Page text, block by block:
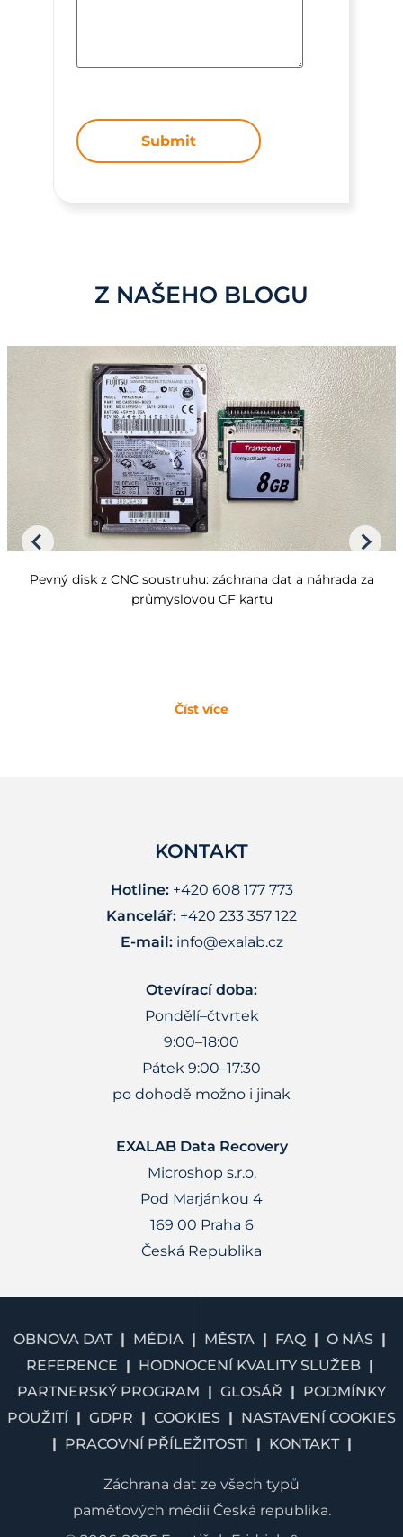
Submit
Z NAŠEHO BLOGU
Pevný disk z CNC soustruhu: záchrana dat a náhrada za
průmyslovou CF kartu
Číst více
KONTAKT
Hotline:+420 608 177 773
Kancelář: +420 233 357 122
E-mail: info@exalab.cz
Otevírací doba:
Pondělí–čtvrtek
9:00–18:00
Pátek 9:00–17:30
po dohodě možno i jinak
EXALAB Data Recovery
Microshop s.r.o.
Pod Marjánkou 4
169 00 Praha 6
Česká Republika
OBNOVA DAT MÉDIA MĚSTA FAQ
O NÁS
REFERENCE
HODNOCENÍ KVALITY SLUŽEB
PARTNERSKÝ PROGRAM
GLOSÁŘ
PODMÍNKY
POUŽITÍ
GDPR COOKIES
NASTAVENÍ COOKIES
PRACOVNÍ PŘÍLEŽITOSTI
KONTAKT
Záchrana dat ze všech typů
paměťových médií Česká republika.